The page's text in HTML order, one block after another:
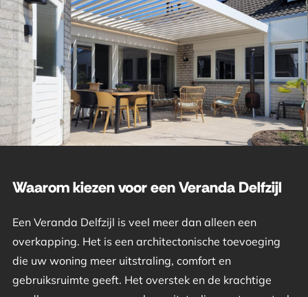
Waarom kiezen voor een Veranda Delfzijl
Een Veranda Delfzijl is veel meer dan alleen een
overkapping. Het is een architectonische toevoeging
die uw woning meer uitstraling, comfort en
gebruiksruimte geeft. Het overstek en de krachtige